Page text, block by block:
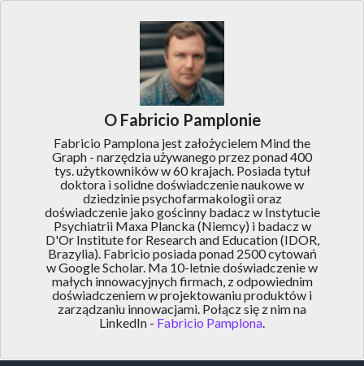
O Fabricio Pamplonie
Fabricio Pamplona jest założycielem Mind the
Graph - narzędzia używanego przez ponad 400
tys. użytkowników w 60 krajach. Posiada tytuł
doktora i solidne doświadczenie naukowe w
dziedzinie psychofarmakologii oraz
doświadczenie jako gościnny badacz w Instytucie
Psychiatrii Maxa Plancka (Niemcy) i badacz w
D'Or Institute for Research and Education (IDOR,
Brazylia). Fabricio posiada ponad 2500 cytowań
w Google Scholar. Ma 10-letnie doświadczenie w
małych innowacyjnych firmach, z odpowiednim
doświadczeniem w projektowaniu produktów i
zarządzaniu innowacjami. Połącz się z nim na
LinkedIn - Fabricio Pamplona.